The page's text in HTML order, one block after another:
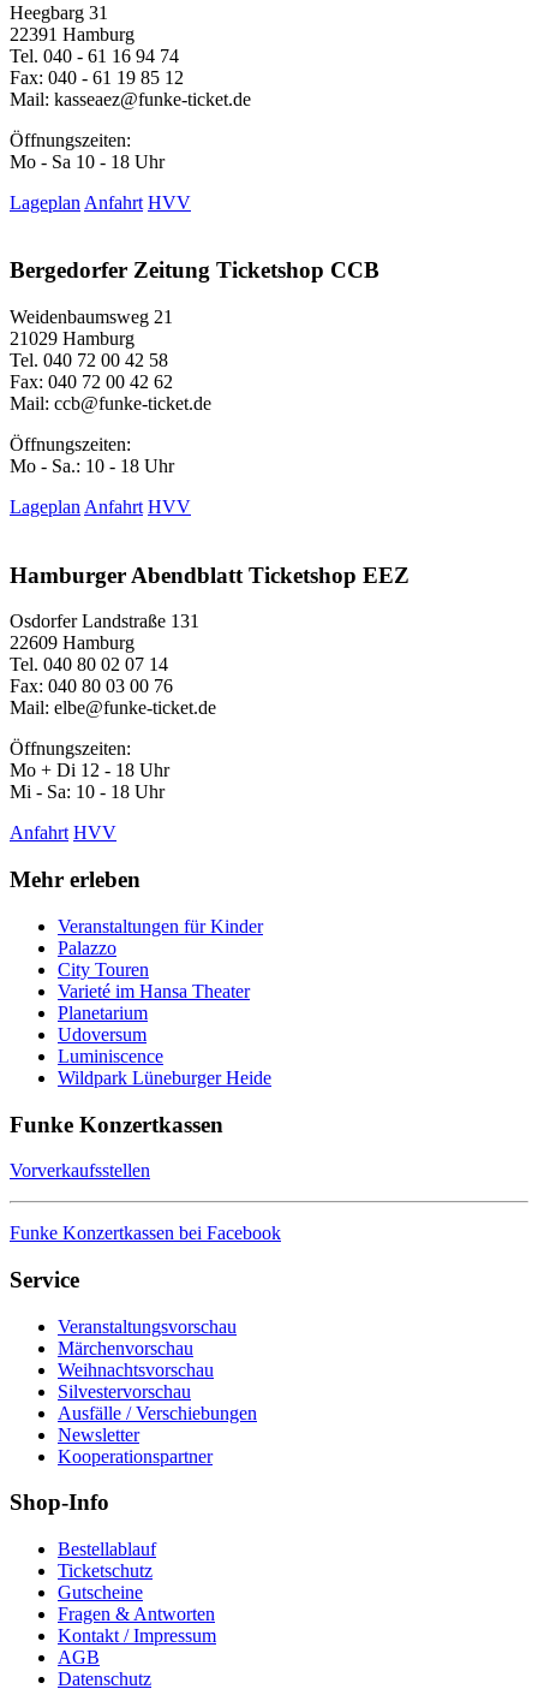
Heegbarg 31
22391 Hamburg
Tel. 040 - 61 16 94 74
Fax: 040 - 61 19 85 12
Mail: kasseaez@funke-ticket.de
Öffnungszeiten:
Mo - Sa 10 - 18 Uhr
Lageplan Anfahrt HVV
Bergedorfer Zeitung Ticketshop CCB
Weidenbaumsweg 21
21029 Hamburg
Tel. 040 72 00 42 58
Fax: 040 72 00 42 62
Mail: ccb@funke-ticket.de
Öffnungszeiten:
Mo - Sa.: 10 - 18 Uhr
Lageplan Anfahrt HVV
Hamburger Abendblatt Ticketshop EEZ
Osdorfer Landstraße 131
22609 Hamburg
Tel. 040 80 02 07 14
Fax: 040 80 03 00 76
Mail: elbe@funke-ticket.de
Öffnungszeiten:
Mo + Di 12 - 18 Uhr
Mi - Sa: 10 - 18 Uhr
Anfahrt HVV
Mehr erleben
Veranstaltungen für Kinder
Palazzo
City Touren
Varieté im Hansa Theater
Planetarium
Udoversum
Luminiscence
Wildpark Lüneburger Heide
Funke Konzertkassen
Vorverkaufsstellen
Funke Konzertkassen bei Facebook
Service
Veranstaltungsvorschau
Märchenvorschau
Weihnachtsvorschau
Silvestervorschau
Ausfälle / Verschiebungen
Newsletter
Kooperationspartner
Shop-Info
Bestellablauf
Ticketschutz
Gutscheine
Fragen & Antworten
Kontakt / Impressum
AGB
Datenschutz